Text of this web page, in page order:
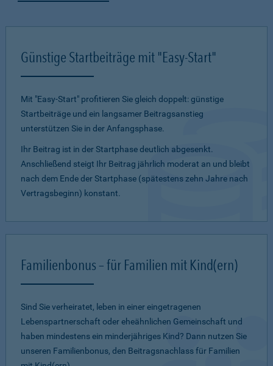
Günstige Startbeiträge mit "Easy-Start"
Mit "Easy-Start" profitieren Sie gleich doppelt: günstige
Startbeiträge und ein lang­samer Beitragsanstieg
unterstützen Sie in der Anfangsphase.
Ihr Beitrag ist in der Startphase deutlich abgesenkt.
Anschließend steigt Ihr Beitrag jährlich moderat an und bleibt
nach dem Ende der Startphase (spätestens zehn Jahre nach
Vertragsbeginn) konstant.
Familienbonus – für Familien mit Kind(ern)
Sind Sie verheiratet, leben in einer eingetragenen
Lebenspartnerschaft oder eheähnlichen Gemeinschaft und
haben mindestens ein minderjähriges Kind? Dann nutzen Sie
unseren Familienbonus, den Beitragsnachlass für Familien